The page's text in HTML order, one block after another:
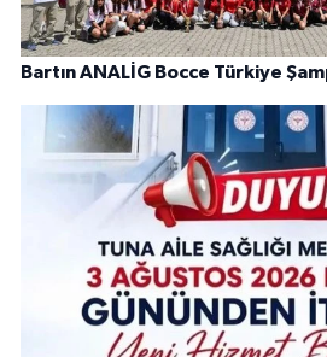
Bartın ANALİG Bocce Türkiye